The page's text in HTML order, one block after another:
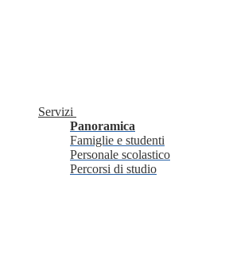
Servizi
Panoramica
Famiglie e studenti
Personale scolastico
Percorsi di studio